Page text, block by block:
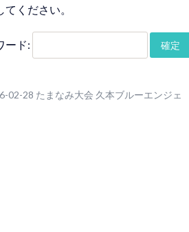
てください。
ード:
02-28 たまなみ大会 久本ブルーエンジェ